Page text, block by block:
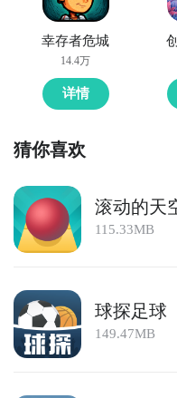
通过上面的休闲游戏，
一起前来，休闲模式快
始，创造这里的全新
给你无尽的乐趣，这是
在一起，并将已经在电
可以直接进入急速滚球啦
幸存者危城
14.4万
详情
猜你喜欢
滚动的天
115.33MB
球探足球
149.47MB